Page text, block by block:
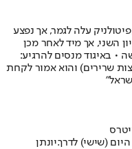
עלה לגמר, אך נפצע
עבר 2.28 מטר בניסיון השני, אך מיד לאחר מכן
• באיגוד מנסים להרגיע:
שרירים) והוא אמור לקחת
(שישי) לדרך.יונתן